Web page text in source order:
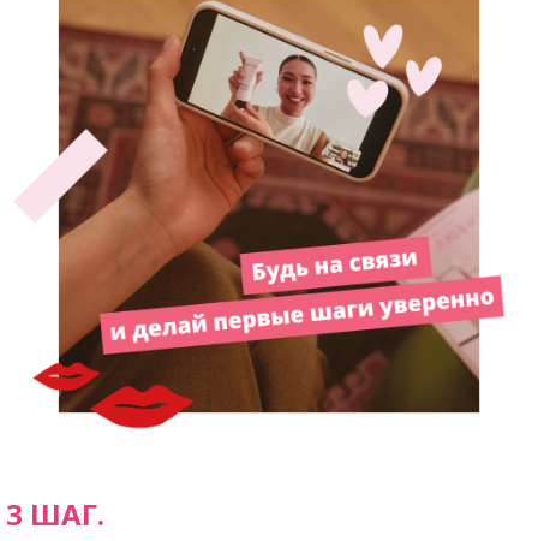
3 ШАГ.